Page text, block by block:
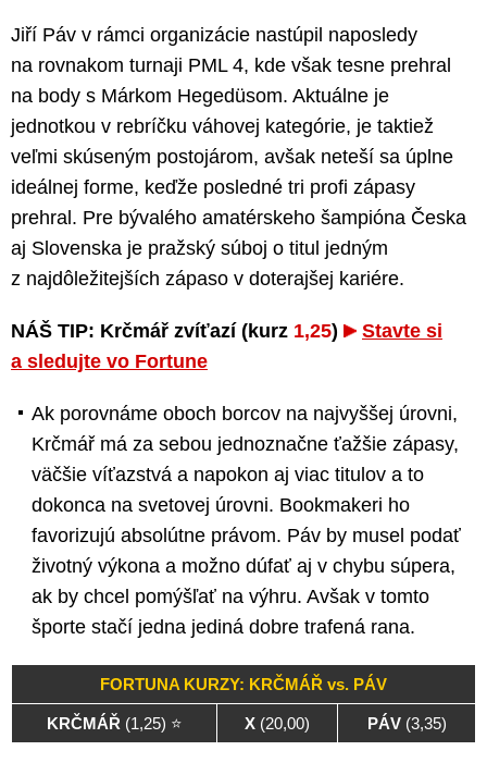
Jiří Páv v rámci organizácie nastúpil naposledy
na rovnakom turnaji PML 4, kde však tesne prehral
na body s Márkom Hegedüsom. Aktuálne je
jednotkou v rebríčku váhovej kategórie, je taktiež
veľmi skúseným postojárom, avšak neteší sa úplne
ideálnej forme, keďže posledné tri profi zápasy
prehral. Pre bývalého amatérskeho šampióna Česka
aj Slovenska je pražský súboj o titul jedným
z najdôležitejších zápaso v doterajšej kariére.
NÁŠ TIP: Krčmář zvíťazí (kurz 1,25)
Stavte si
a sledujte vo Fortune
Ak porovnáme oboch borcov na najvyššej úrovni,
Krčmář má za sebou jednoznačne ťažšie zápasy,
väčšie víťazstvá a napokon aj viac titulov a to
dokonca na svetovej úrovni. Bookmakeri ho
favorizujú absolútne právom. Páv by musel podať
životný výkona a možno dúfať aj v chybu súpera,
ak by chcel pomýšľať na výhru. Avšak v tomto
športe stačí jedna jediná dobre trafená rana.
FORTUNA KURZY: KRČMÁŘ vs. PÁV
KRČMÁŘ (1,25) ⭐ X (20,00) PÁV (3,35)